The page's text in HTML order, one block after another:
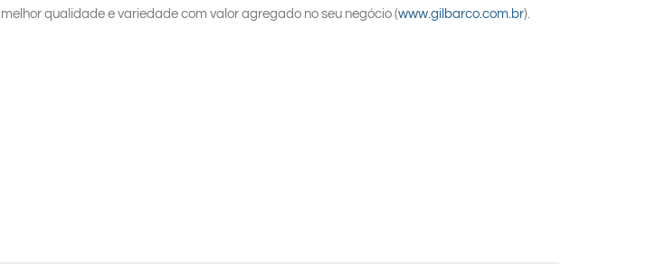
qualidade e variedade com valor agregado no seu negócio (www.gilbarco.com.br).